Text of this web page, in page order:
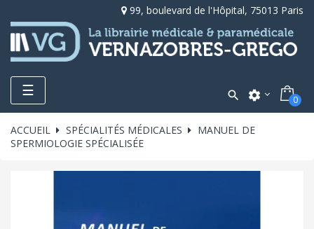
99, boulevard de l'Hôpital, 75013 Paris
Toggle
navigation
☰  settings 0
ACCUEIL SPÉCIALITÉS MÉDICALES
MANUEL DE
SPERMIOLOGIE SPÉCIALISÉE